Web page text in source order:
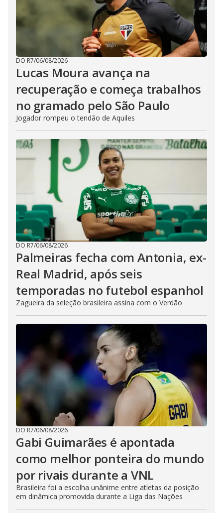
DO R7/06/08/2026
Lucas Moura avança na
recuperação e começa trabalhos
no gramado pelo São Paulo
Jogador rompeu o tendão de Aquiles
DO R7/06/08/2026
Palmeiras fecha com Antonia, ex-
Real Madrid, após seis
temporadas no futebol espanhol
Zagueira da seleção brasileira assina com o Verdão
DO R7/06/08/2026
Gabi Guimarães é apontada
como melhor ponteira do mundo
por rivais durante a VNL
Brasileira foi a escolha unânime entre atletas da posição
em dinâmica promovida durante a Liga das Nações